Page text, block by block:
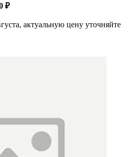
₽
актуальную цену уточняйте